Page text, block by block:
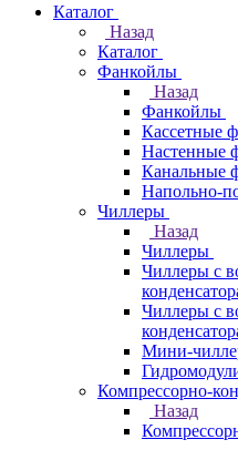
Каталог
Назад
Каталог
Фанкойлы
Назад
Фанкойлы
Кассетные
Настенные
Канальные
Напольно-
Чиллеры
Назад
Чиллеры
Чиллеры с
Чиллеры с
Мини-
Компрессорно-
Назад